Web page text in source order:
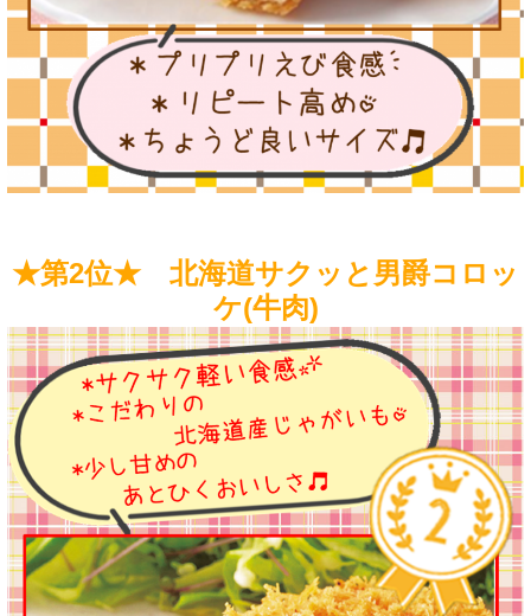
★第2位★ 北海道サクッと男爵コロッ
ケ(牛肉)